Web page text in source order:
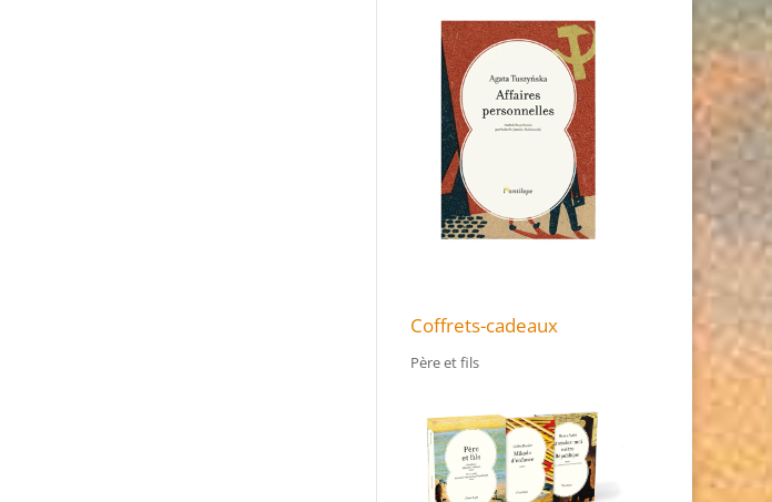
Coffrets-cadeaux
Père et fils